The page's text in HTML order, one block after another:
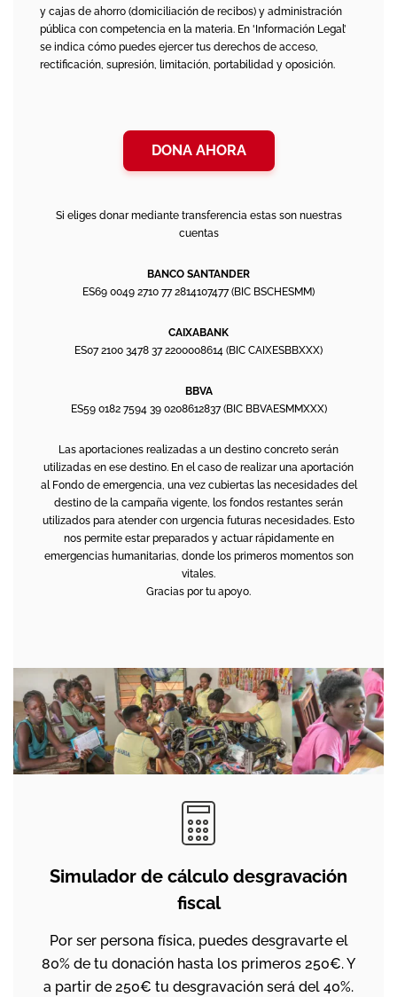
y cajas de ahorro (domiciliación de recibos) y administración
pública con competencia en la materia. En 'Información Legal’
se indica cómo puedes ejercer tus derechos de acceso,
rectificación, supresión, limitación, portabilidad y oposición.
DONA AHORA
Si eliges donar mediante transferencia estas son nuestras
cuentas
BANCO SANTANDER
ES69 0049 2710 77 2814107477 (BIC BSCHESMM)
CAIXABANK
ES07 2100 3478 37 2200008614 (BIC CAIXESBBXXX)
BBVA
ES59 0182 7594 39 0208612837 (BIC BBVAESMMXXX)
Las aportaciones realizadas a un destino concreto serán
utilizadas en ese destino. En el caso de realizar una aportación
al Fondo de emergencia, una vez cubiertas las necesidades del
destino de la campaña vigente, los fondos restantes serán
utilizados para atender con urgencia futuras necesidades. Esto
nos permite estar preparados y actuar rápidamente en
emergencias humanitarias, donde los primeros momentos son
vitales.
Gracias por tu apoyo.
Simulador de cálculo desgravación
fiscal
Por ser persona física, puedes desgravarte el
80% de tu donación hasta los primeros 250€. Y
a partir de 250€ tu desgravación será del 40%.